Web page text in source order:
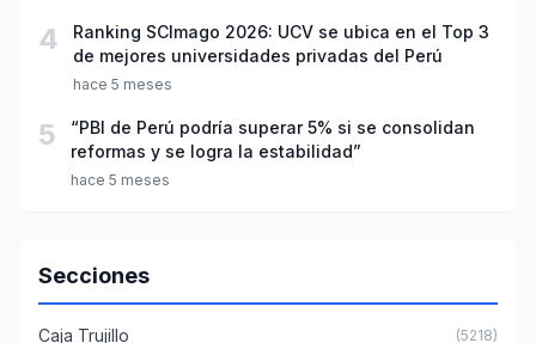
4
Ranking SCImago 2026: UCV se ubica en el Top 3
de mejores universidades privadas del Perú
hace 5 meses
5
“PBI de Perú podría superar 5% si se consolidan
reformas y se logra la estabilidad”
hace 5 meses
Secciones
Caja Trujillo (5218)